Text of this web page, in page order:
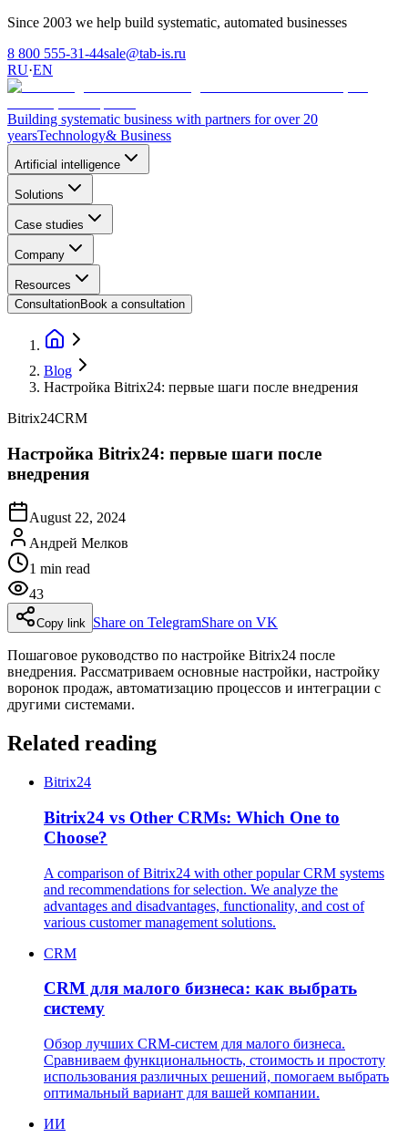
Since 2003 we help build systematic, automated businesses
8 800 555-31-44sale@tab-is.ru
RU·EN
Building systematic business with partners for over 20
yearsTechnology& Business
Artificial intelligence
Solutions
Case studies
Company
Resources
ConsultationBook a consultation
Blog
Настройка Bitrix24: первые шаги после внедрения
Bitrix24CRM
Настройка Bitrix24: первые шаги после
внедрения
August 22, 2024
Андрей Мелков
1 min read
43
Copy link Share on TelegramShare on VK
Пошаговое руководство по настройке Bitrix24 после
внедрения. Рассматриваем основные настройки, настройку
воронок продаж, автоматизацию процессов и интеграции с
другими системами.
Related reading
Bitrix24
Bitrix24 vs Other CRMs: Which One to
Choose?
A comparison of Bitrix24 with other popular CRM systems
and recommendations for selection. We analyze the
advantages and disadvantages, functionality, and cost of
various customer management solutions.
CRM
CRM для малого бизнеса: как выбрать
систему
Обзор лучших CRM-систем для малого бизнеса.
Сравниваем функциональность, стоимость и простоту
использования различных решений, помогаем выбрать
оптимальный вариант для вашей компании.
ИИ